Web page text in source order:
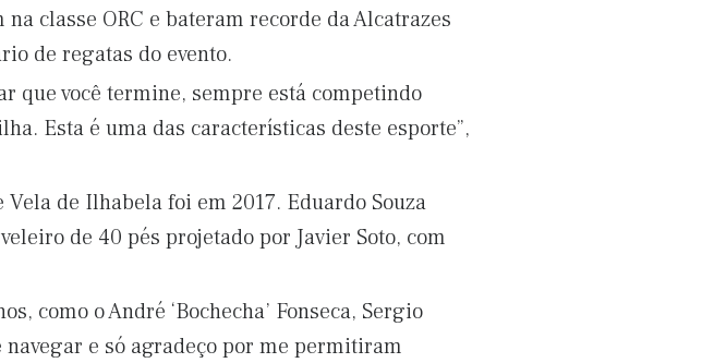
classe ORC e bateram recorde da Alcatrazes
de regatas do evento.
que você termine, sempre está competindo
Esta é uma das características deste esporte”,
de Ilhabela foi em 2017. Eduardo Souza
de 40 pés projetado por Javier Soto, com
como o André ‘Bochecha’ Fonseca, Sergio
navegar e só agradeço por me permitiram